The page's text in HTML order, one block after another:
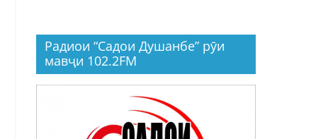
Радиои “Садои Душанбе” рӯи
мавҷи 102.2FM